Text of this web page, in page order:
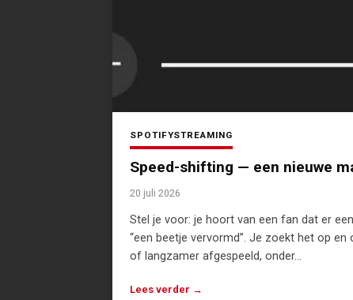
SPOTIFYSTREAMING
Speed-shifting — een nieuwe
20 juli 2026
Stel je voor: je hoort van een fan dat er
“een beetje vervormd”. Je zoekt het op
of langzamer afgespeeld, onder…
Lees verder →